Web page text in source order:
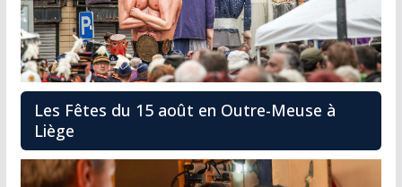
Les Fêtes du 15 août en Outre-Meuse à
Liège